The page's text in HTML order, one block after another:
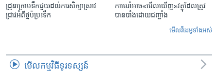
ដ្រូនក្រោមទឹកជួយដល់ការសិក្សាស្រាវ
ជ្រាវអំពីថ្មប៉ប្រះទឹក
កាមេរ៉ា​អាច«មើលឃើញ»​វត្ថុ​ដែលត្រូវ
បាន​បាំងដោយ​ជញ្ជាំង
មើល​វីដេអូ​ទាំង​អស់
មើល​កម្មវិធី​ទូរទស្សន៍